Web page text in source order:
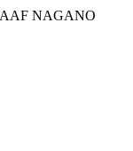
NAGANO